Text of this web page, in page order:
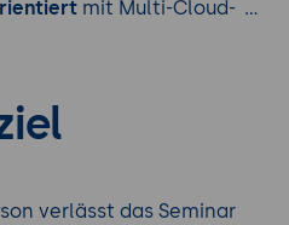
mit Multi-Cloud-
Fokus.
anderen
verlässt das Seminar